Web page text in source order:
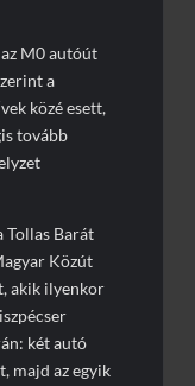
M0 autóút
a
közé esett,
tovább
Tollas Barát
Közút
akik ilyenkor
két autó
majd az egyik